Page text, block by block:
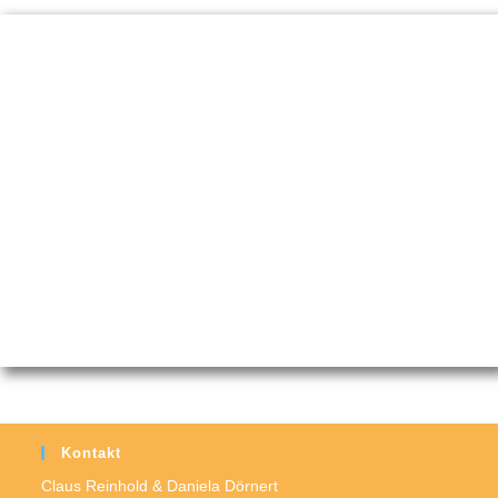
Kontakt
Claus Reinhold & Daniela Dörnert